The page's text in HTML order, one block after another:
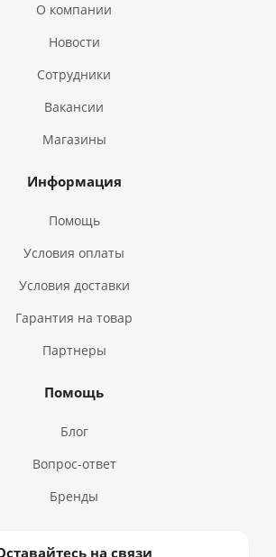
О компании
Новости
Сотрудники
Вакансии
Магазины
Информация
Помощь
Условия оплаты
Условия доставки
Гарантия на товар
Партнеры
Помощь
Блог
Вопрос-ответ
Бренды
на связи